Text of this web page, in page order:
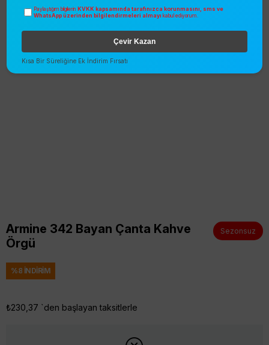
Armine 342 Bayan Çanta Kahve
Örgü
Sezonsuz
%8 İNDIRIM
₺230,37 `den başlayan taksitlerle
Paylaştığım bilgilerin KVKK kapsamında tarafınızca korunmasını, sms ve
WhatsApp üzerinden bilgilendirmeleri almayı kabul ediyorum.
Çevir Kazan
Kısa Bir Süreliğine Ek İndirim Fırsatı